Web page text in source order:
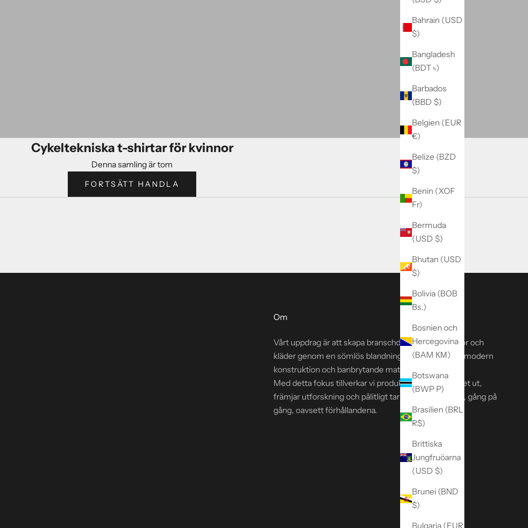
Bahrain (USD
$)
Bangladesh
(BDT ৳)
Barbados
(BBD $)
Belgien (EUR
€)
Belize (BZD
$)
Benin (XOF
Fr)
Bermuda
(USD $)
Bhutan (USD
$)
Bolivia (BOB
Bs.)
Bosnien och
Hercegovina
(BAM КМ)
Botswana
(BWP P)
Brasilien (BRL
R$)
Brittiska
Jungfruöarna
(USD $)
Brunei (BND
$)
Bulgaria (EUR
Cykeltekniska t-shirtar för kvinnor
Denna samling är tom
FORTSÄTT HANDLA
Om
Vårt uppdrag är att skapa branschdefinierande väskor och
kläder genom en sömlös blandning av tidlös design, modern
konstruktion och banbrytande material.
Med detta fokus tillverkar vi produkter som håller livet ut,
främjar utforskning och pålitligt tar dig ut och tillbaka, gång på
gång, oavsett förhållandena.